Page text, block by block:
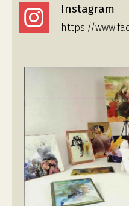
Instagram
https://